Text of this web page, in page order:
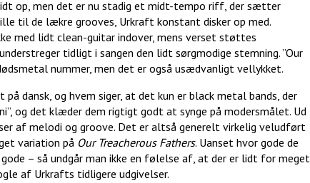
op, men det er nu stadig et midt-tempo riff, der sætter
til de lækre grooves, Urkraft konstant disker op med.
med lidt clean-guitar indover, mens verset støttes
tidligt i sangen den lidt sørgmodige stemning. ”Our
nummer, men det er også usædvanligt vellykket.
dansk, og hvem siger, at det kun er black metal bands, der
og det klæder dem rigtigt godt at synge på modersmålet. Ud
af melodi og groove. Det er altså generelt virkelig veludført
variation på Our Treacherous Fathers. Uanset hvor gode de
– så undgår man ikke en følelse af, at der er lidt for meget
af Urkrafts tidligere udgivelser.